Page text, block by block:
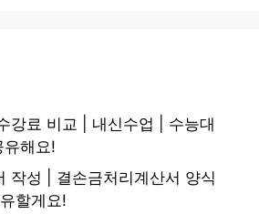
강료 비교 | 내신수업 | 수능대
유해요!
작성 | 결손금처리계산서 양식
할게요!